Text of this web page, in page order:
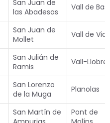
San Juan de
las Abadesas
Vall de Bas
San Juan de
Mollet
Vall de
San Julián de
Ramis
Vall-
San Lorenzo
de la Muga
Planolas
San Martín de
Pont de